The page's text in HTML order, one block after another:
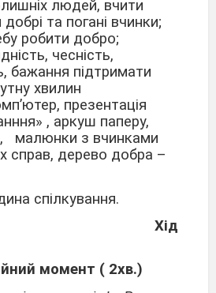
людей, вчити
та погані вчинки;
робити добро;
чесність,
бажання підтримати
хвилин
презентація
, аркуш паперу,
малюнки з вчинками
справ, дерево добра –
спілкування.
Хід
момент ( 2хв.)